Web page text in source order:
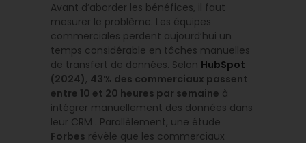
Avant d’aborder les bénéfices, il faut
mesurer le problème. Les équipes
commerciales perdent aujourd’hui un
temps considérable en tâches manuelles
de transfert de données. Selon HubSpot
(2024), 43% des commerciaux passent
entre 10 et 20 heures par semaine à
intégrer manuellement des données dans
leur CRM . Parallèlement, une étude
Forbes révèle que les commerciaux